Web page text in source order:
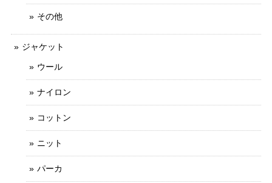
その他
ジャケット
ウール
ナイロン
コットン
ニット
パーカ